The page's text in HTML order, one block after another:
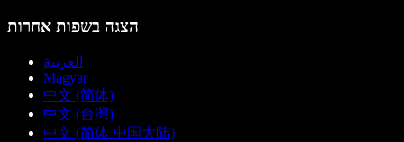
הצגה בשפות אחרות
العربية
Magyar
中文 (简体)
中文 (台灣)
中文 (简体 中国大陆)